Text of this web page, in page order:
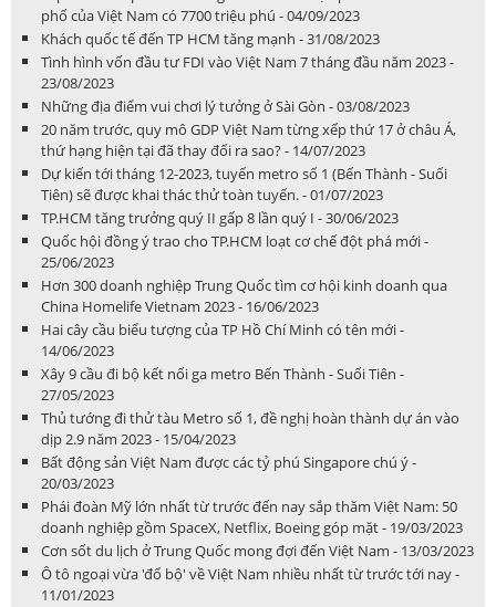
phố của Việt Nam có 7700 triệu phú - 04/09/2023
Khách quốc tế đến TP HCM tăng mạnh - 31/08/2023
Tình hình vốn đầu tư FDI vào Việt Nam 7 tháng đầu năm 2023 -
23/08/2023
Những địa điểm vui chơi lý tưởng ở Sài Gòn - 03/08/2023
20 năm trước, quy mô GDP Việt Nam từng xếp thứ 17 ở châu Á,
thứ hạng hiện tại đã thay đổi ra sao? - 14/07/2023
Dự kiến tới tháng 12-2023, tuyến metro số 1 (Bến Thành - Suối
Tiên) sẽ được khai thác thử toàn tuyến. - 01/07/2023
TP.HCM tăng trưởng quý II gấp 8 lần quý I - 30/06/2023
Quốc hội đồng ý trao cho TP.HCM loạt cơ chế đột phá mới -
25/06/2023
Hơn 300 doanh nghiệp Trung Quốc tìm cơ hội kinh doanh qua
China Homelife Vietnam 2023 - 16/06/2023
Hai cây cầu biểu tượng của TP Hồ Chí Minh có tên mới -
14/06/2023
Xây 9 cầu đi bộ kết nối ga metro Bến Thành - Suối Tiên -
27/05/2023
Thủ tướng đi thử tàu Metro số 1, đề nghị hoàn thành dự án vào
dịp 2.9 năm 2023 - 15/04/2023
Bất động sản Việt Nam được các tỷ phú Singapore chú ý -
20/03/2023
Phái đoàn Mỹ lớn nhất từ trước đến nay sắp thăm Việt Nam: 50
doanh nghiệp gồm SpaceX, Netflix, Boeing góp mặt - 19/03/2023
Cơn sốt du lịch ở Trung Quốc mong đợi đến Việt Nam - 13/03/2023
Ô tô ngoại vừa 'đổ bộ' về Việt Nam nhiều nhất từ trước tới nay -
11/01/2023